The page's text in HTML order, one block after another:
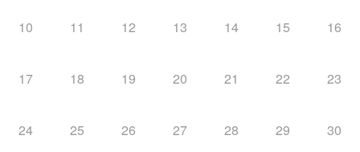
10 11 12 13 14 15 16
17 18 19 20 21 22 23
24 25 26 27 28 29 30